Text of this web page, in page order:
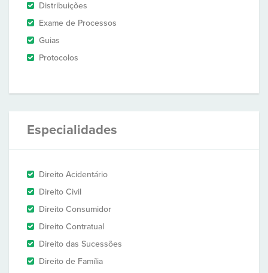
Distribuições
Exame de Processos
Guias
Protocolos
Especialidades
Direito Acidentário
Direito Civil
Direito Consumidor
Direito Contratual
Direito das Sucessões
Direito de Família